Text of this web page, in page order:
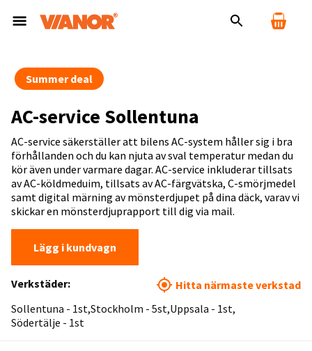
Summer deal
AC-service Sollentuna
AC-service säkerställer att bilens AC-system håller sig i bra
förhållanden och du kan njuta av sval temperatur medan du
kör även under varmare dagar. AC-service inkluderar tillsats
av AC-köldmeduim, tillsats av AC-färgvätska, C-smörjmedel
samt digital märning av mönsterdjupet på dina däck, varav vi
skickar en mönsterdjuprapport till dig via mail.
Lägg i kundvagn
Verkstäder:
Sollentuna - 1st Stockholm - 5st Uppsala - 1st
Södertälje - 1st
Hitta närmaste verkstad